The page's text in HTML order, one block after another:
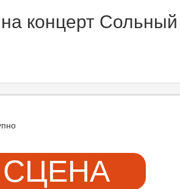
концерт
СЦЕНА